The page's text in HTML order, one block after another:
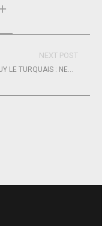
NEXT POST
TANGUY LE TURQUAIS : NEW WAVE